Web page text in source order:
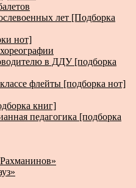
лет [Подборка
нот]
в ДДУ [подборка
флейты [подборка нот]
книг]
педагогика [подборка